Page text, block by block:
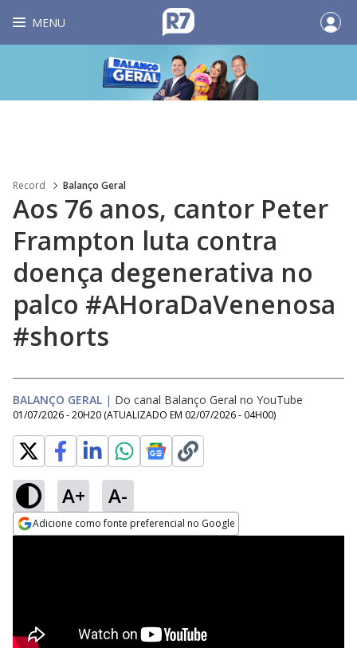
MENU
Record Balanço Geral
Aos 76 anos, cantor Peter
Frampton luta contra
doença degenerativa no
palco #AHoraDaVenenosa
#shorts
BALANÇO GERAL | Do canal Balanço Geral no YouTube
01/07/2026 - 20H20 (ATUALIZADO EM 02/07/2026 - 04H00)
A+ A-
Adicione como fonte preferencial no Google